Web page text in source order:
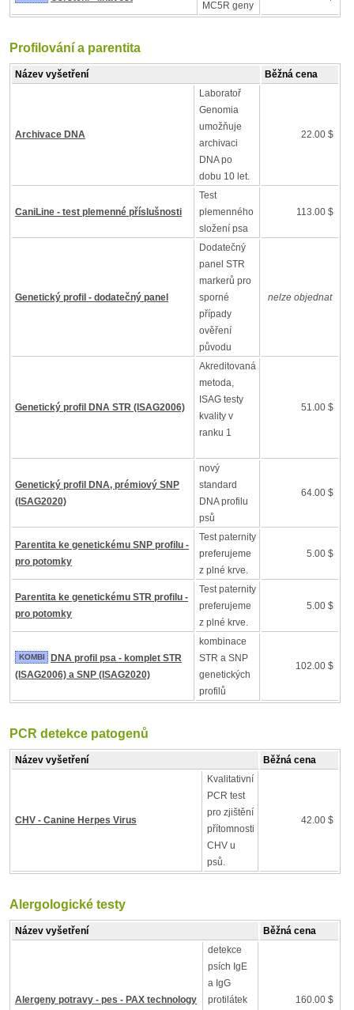
MC5R geny
Profilování a parentita
Název vyšetření Běžná cena
Archivace DNA
Laboratoř
Genomia
umožňuje
archivaci
DNA po
dobu 10 let.
22.00 $
CaniLine - test plemenné příslušnosti
Test
plemenného
složení psa
113.00 $
Genetický profil - dodatečný panel
Dodatečný
panel STR
markerů pro
sporné
případy
ověření
původu
nelze objednat
Genetický profil DNA STR (ISAG2006)
Akreditovaná
metoda,
ISAG testy
kvality v
ranku 1
51.00 $
Genetický profil DNA, prémiový SNP
(ISAG2020)
nový
standard
DNA profilu
psů
64.00 $
Parentita ke genetickému SNP profilu -
pro potomky
Test paternity
preferujeme
z plné krve.
5.00 $
Parentita ke genetickému STR profilu -
pro potomky
Test paternity
preferujeme
z plné krve.
5.00 $
KOMBI
DNA profil psa - komplet STR
(ISAG2006) a SNP (ISAG2020)
kombinace
STR a SNP
genetických
profilů
102.00 $
PCR detekce patogenů
Název vyšetření Běžná cena
CHV - Canine Herpes Virus
Kvalitativní
PCR test
pro zjištění
přítomnosti
CHV u
psů.
42.00 $
Alergologické testy
Název vyšetření Běžná cena
Alergeny potravy - pes - PAX technology
detekce
psích IgE
a IgG
protilátek
160.00 $